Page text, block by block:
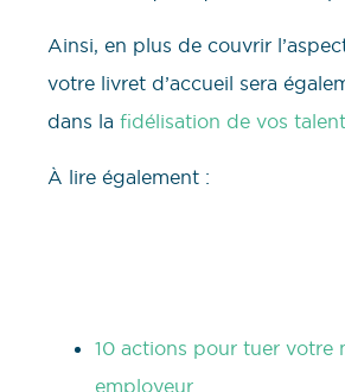
Ainsi, en plus de couvrir
votre livret d’accueil sera
dans la fidélisation de vos
À lire également :
10 actions pour tuer votre
employeur